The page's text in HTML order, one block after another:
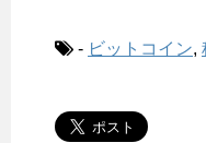
- ビットコイン,